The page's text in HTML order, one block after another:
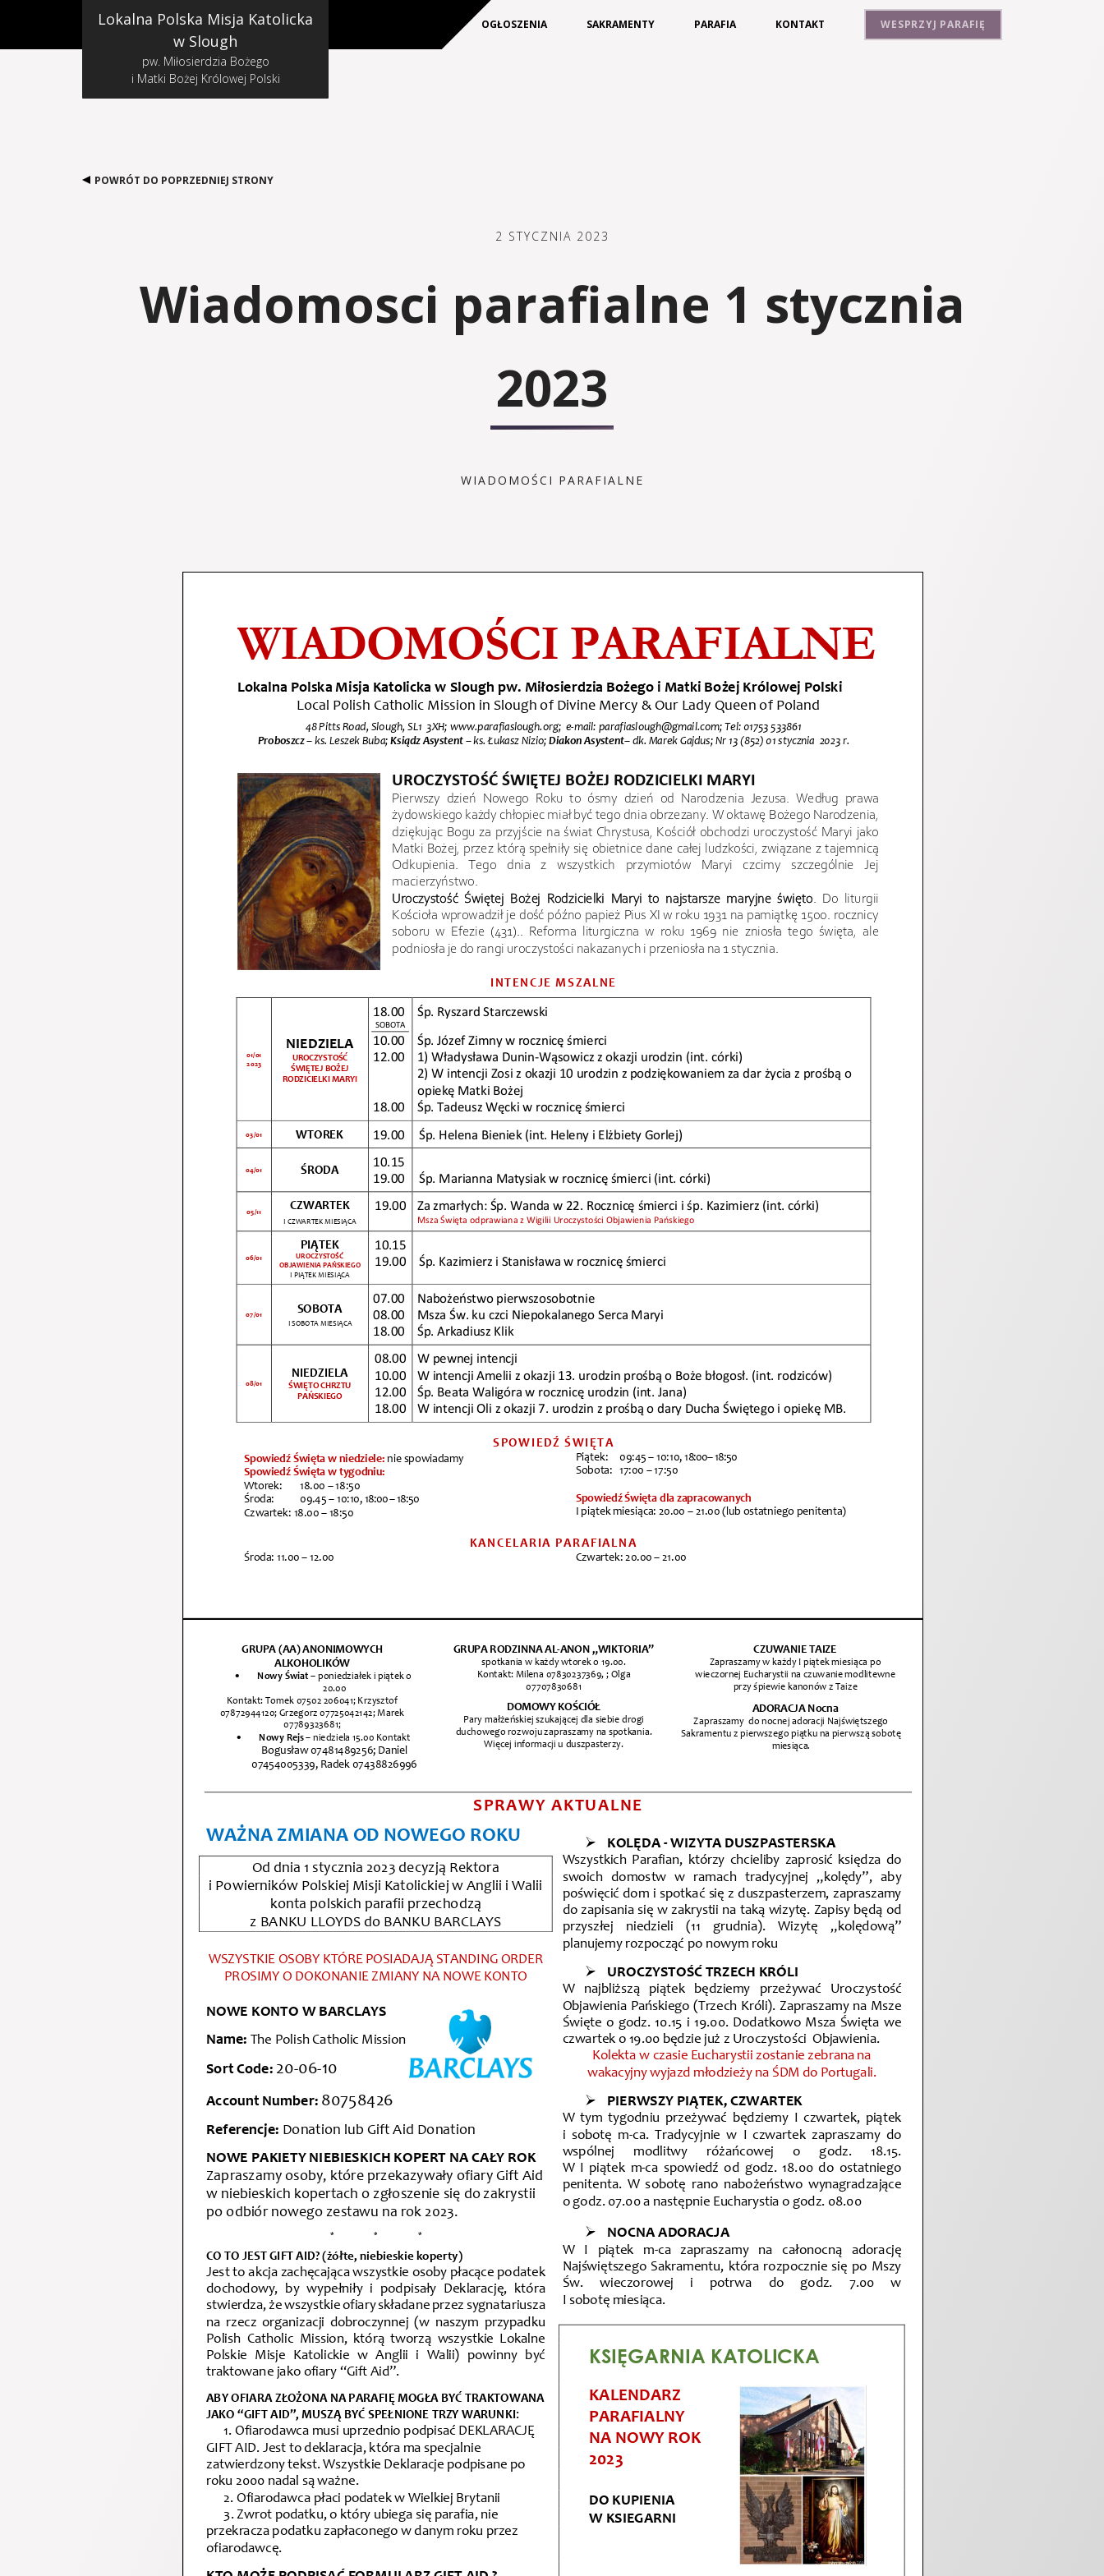
Lokalna Polska Misja Katolicka
w Slough
pw. Miłosierdzia Bożego
i Matki Bożej Królowej Polski
OGŁOSZENIA SAKRAMENTY PARAFIA KONTAKT WESPRZYJ PARAFIĘ
POWRÓT DO POPRZEDNIEJ STRONY
2 STYCZNIA 2023
Wiadomosci parafialne 1 stycznia
2023
WIADOMOŚCI PARAFIALNE